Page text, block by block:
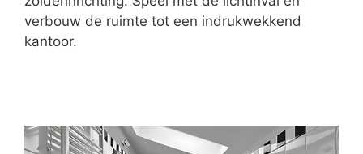
verbouw de ruimte tot een indrukwekkend
kantoor.